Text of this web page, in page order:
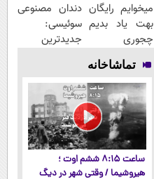
میخوایم رایگان
بهت یاد بدیم
چجوری
پولدارشی! باور
نداری امتحانش
مجانیه
دندان مصنوعی
سوئیسی:
جدیدترین
پرداخت قسطی
تماشاخانه
ساعت ۸:۱۵ ششم اوت ؛
هیروشیما / وقتی شهر در دیگ